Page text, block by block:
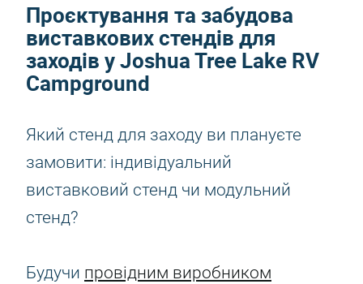
Проєктування та забудова
виставкових стендів для
заходів у Joshua Tree Lake RV
Campground
Який стенд для заходу ви плануєте
замовити: індивідуальний
виставковий стенд чи модульний
стенд?
Будучи провідним виробником